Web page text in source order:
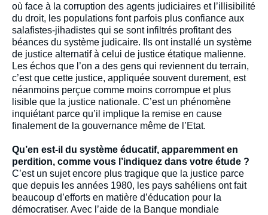
où face à la corruption des agents judiciaires et l’illisibilité
du droit, les populations font parfois plus confiance aux
salafistes-jihadistes qui se sont infiltrés profitant des
béances du système judicaire. Ils ont installé un système
de justice alternatif à celui de justice étatique malienne.
Les échos que l’on a des gens qui reviennent du terrain,
c’est que cette justice, appliquée souvent durement, est
néanmoins perçue comme moins corrompue et plus
lisible que la justice nationale. C’est un phénomène
inquiétant parce qu’il implique la remise en cause
finalement de la gouvernance même de l’Etat.
Qu’en est-il du système éducatif, apparemment en
perdition, comme vous l’indiquez dans votre étude ?
C’est un sujet encore plus tragique que la justice parce
que depuis les années 1980, les pays sahéliens ont fait
beaucoup d’efforts en matière d’éducation pour la
démocratiser. Avec l’aide de la Banque mondiale